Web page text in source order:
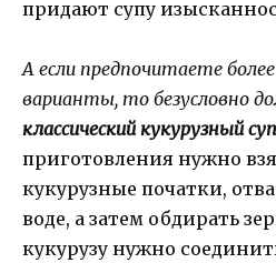
придают супу
А если предпочитаете
варианты, то безусловно
классический кукурузный суп
приготовления нужно
кукурузные початки,
воде, а затем обдирать
кукурузу нужно